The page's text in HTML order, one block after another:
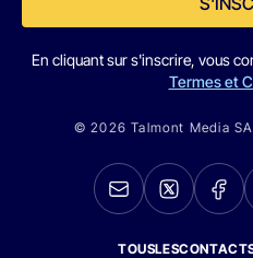
En cliquant sur s'inscrire, vous
Termes et
© 2026 Talmont Media